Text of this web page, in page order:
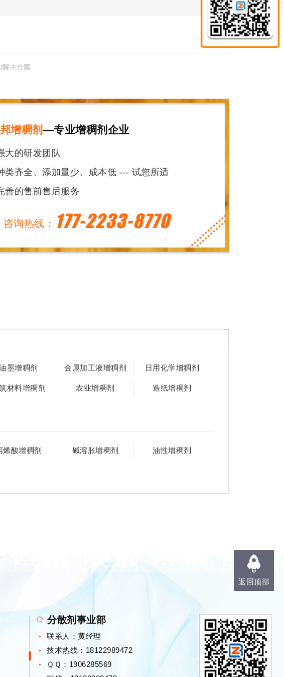
增稠剂 —专业增稠剂企业
大的研发团队
类齐全、添加量少、成本低 --- 试您所适
善的售前售后服务
咨询热线： 177-2233-8770
墨增稠剂 金属加工液增稠剂 日用化学增稠剂
材料增稠剂 农业增稠剂 造纸增稠剂
烯酸增稠剂 碱溶胀增稠剂 油性增稠剂
分散剂事业部
联系人：黄经理
技术热线：18122989472
ＱＱ： 1906285569
返回顶部